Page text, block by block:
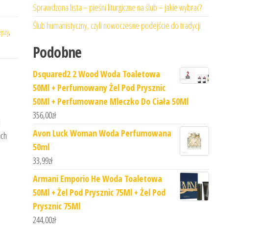
,
Sprawdzona lista – pieśni liturgiczne na ślub – jakie wybrać?
Ślub humanistyczny, czyli nowoczesne podejście do tradycji
Podobne
Dsquared2 2 Wood Woda Toaletowa
50Ml + Perfumowany Żel Pod Prysznic
50Ml + Perfumowane Mleczko Do Ciała 50Ml
356,00zł
Avon Luck Woman Woda Perfumowana
50ml
33,99zł
Armani Emporio He Woda Toaletowa
50Ml + Żel Pod Prysznic 75Ml + Żel Pod
Prysznic 75Ml
244,00zł